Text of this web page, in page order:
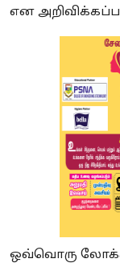
என
ஒவ்வொரு